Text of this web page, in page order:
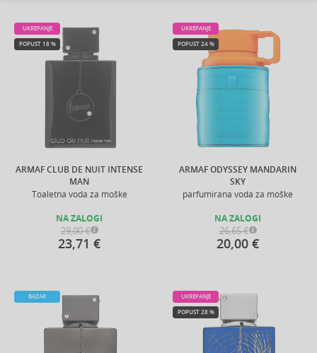
ARMAF CLUB DE NUIT INTENSE
MAN
Toaletna voda za moške
UKREPANJE
POPUST 18 %
NA ZALOGI
29,00 €
23,71 €
ARMAF ODYSSEY MANDARIN
SKY
parfumirana voda za moške
UKREPANJE
POPUST 24 %
NA ZALOGI
26,65 €
20,00 €
BAZAR UKREPANJE
POPUST 28 %